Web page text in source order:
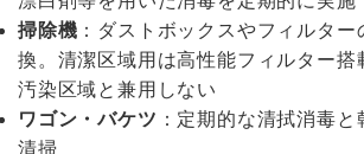
掃除機 ：ダストボックスやフィルター
換。清潔区域用は高性能フィルター搭
汚染区域と兼用しない
ワゴン・バケツ ：定期的な清拭消毒
清掃